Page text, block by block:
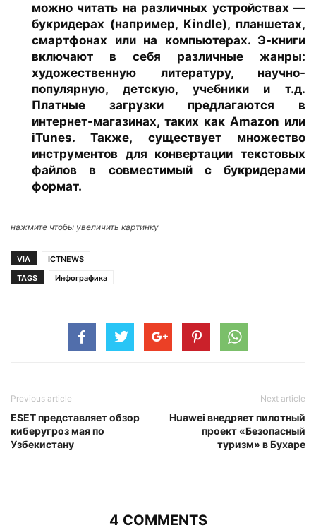
можно читать на различных устройствах —
букридерах (например, Kindle), планшетах,
смартфонах или на компьютерах. Э-книги
включают в себя различные жанры:
художественную литературу, научно-
популярную, детскую, учебники и т.д.
Платные загрузки предлагаются в
интернет-магазинах, таких как Amazon или
iTunes. Также, существует множество
инструментов для конвертации текстовых
файлов в совместимый с букридерами
формат.
нажмите чтобы увеличить картинку
VIA
ICTNEWS
TAGS
Инфографика
Previous article
ESET представляет обзор
киберугроз мая по
Узбекистану
Next article
Huawei внедряет пилотный
проект «Безопасный
туризм» в Бухаре
4 COMMENTS